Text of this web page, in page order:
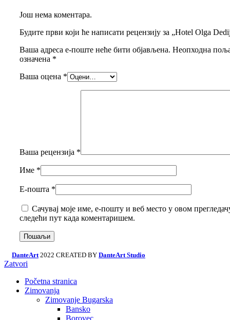
Још нема коментара.
Будите први који ће написати рецензију за „Hotel Olga
Ваша адреса е-поште неће бити објављена. Неопходна
означена *
Ваша оцена *
Ваша рецензија *
Име *
Е-пошта *
Сачувај моје име, е-пошту и веб место у овом
следећи пут када коментаришем.
DanteArt 2022 CREATED BY DanteArt Studio
Zatvori
Početna stranica
Zimovanja
Zimovanje Bugarska
Bansko
Borovec